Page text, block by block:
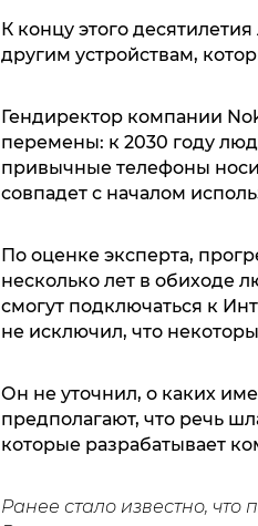
К концу этого
другим устройствам,
Гендиректор компании
перемены: к 2030 году
привычные телефоны
совпадет с началом
По оценке эксперта,
несколько лет в обиходе
смогут подключаться к
не исключил, что
Он не уточнил, о каких
предполагают, что речь
которые разрабатывает
Ранее стало известно,